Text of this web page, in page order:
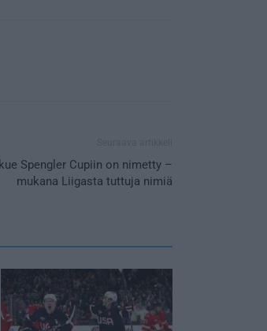
Spengler Cupiin on nimetty –
mukana Liigasta tuttuja nimiä